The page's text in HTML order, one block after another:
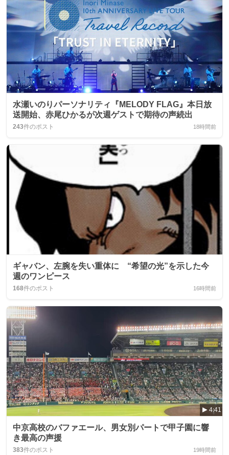
水瀬いのりパーソナリティ『MELODY FLAG』本日放
送開始、赤尾ひかるが次週ゲストで期待の声続出
243件のポスト 18時間前
ギャバン、左腕を失い重体に “希望の光”を示した今
週のワンピース
168件のポスト 16時間前
4:41
中京高校のバファエール、男女別パートで甲子園に響
き最高の声援
383件のポスト 19時間前